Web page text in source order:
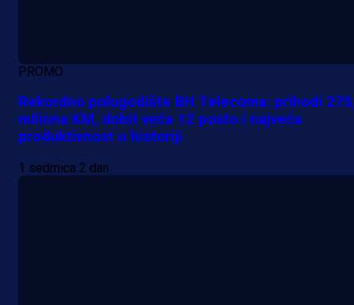
PROMO
Rekordno polugodište BH Telecoma: prihodi
miliona KM, dobit veća 12 posto i najveća
produktivnost u historiji
1 sedmica 2 dan